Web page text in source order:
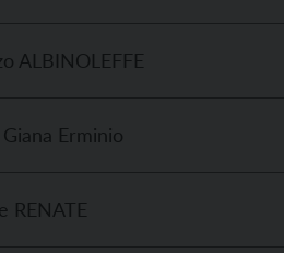
ALBINOLEFFE
Erminio
RENATE